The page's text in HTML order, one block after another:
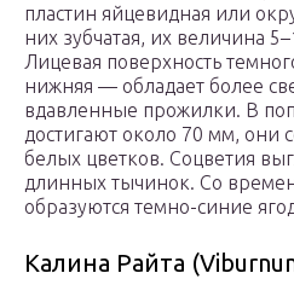
пластин яйцевидная или
них зубчатая, их величина
Лицевая поверхность
нижняя — обладает более
вдавленные прожилки. В
достигают около 70 мм, они
белых цветков. Соцветия
длинных тычинок. Со
образуются темно-синие
Калина Райта